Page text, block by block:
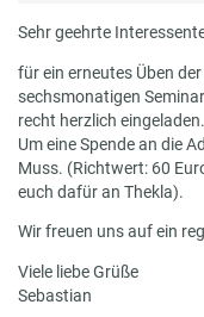
Sehr geehrte
für ein erneutes Üben
sechsmonatigen
recht herzlich
Um eine Spende an die
Muss. (Richtwert: 60
euch dafür an Thekla).
Wir freuen uns auf ein
Viele liebe Grüße
Sebastian